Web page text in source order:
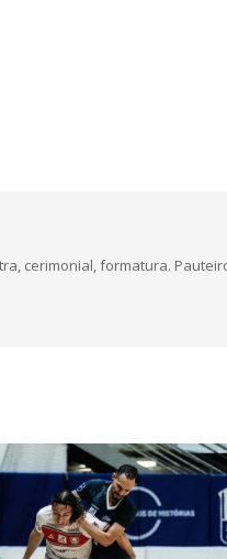
cerimonial, formatura.